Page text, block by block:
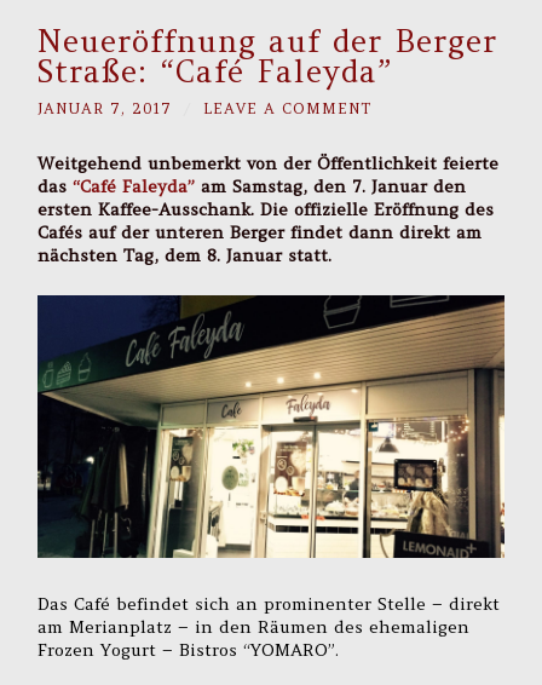
Neueröffnung auf der Berger
Straße: “Café Faleyda”
JANUAR 7, 2017 LEAVE A COMMENT
Weitgehend unbemerkt von der Öffentlichkeit feierte
das“Café Faleyda” am Samstag, den 7. Januar den
ersten Kaffee-Ausschank. Die offizielle Eröffnung des
Cafés auf der unteren Berger findet dann direkt am
nächsten Tag, dem 8. Januar statt.
Das Café befindet sich an prominenter Stelle – direkt
am Merianplatz – in den Räumen des ehemaligen
Frozen Yogurt – Bistros “YOMARO”.